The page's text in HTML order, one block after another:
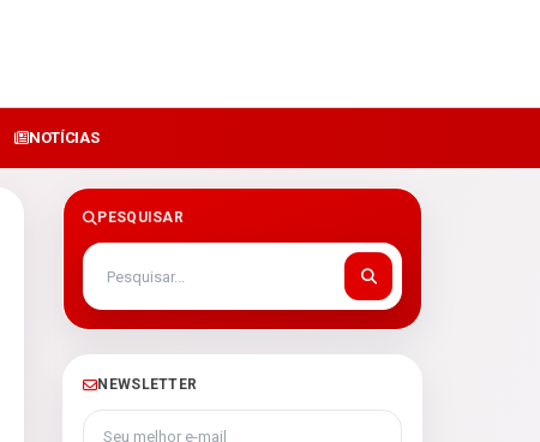
NOTÍCIAS
PESQUISAR
NEWSLETTER
Seu melhor e-mail